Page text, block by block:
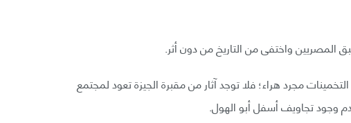
واختفى من التاريخ من دون أثر.
مجرد هراء؛ فلا توجد آثار من مقبرة الجيزة تعود لمجتمع
وجود تجاويف أسفل أبو الهول.